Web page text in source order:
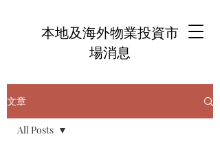
本地及海外物業投資市
場消息
文章
All Posts